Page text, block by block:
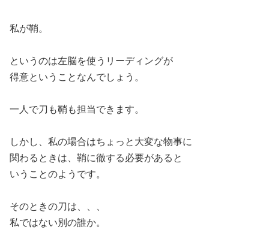
私が鞘。
というのは左脳を使うリーディングが
得意ということなんでしょう。
一人で刀も鞘も担当できます。
しかし、私の場合はちょっと大変な物事に
関わるときは、鞘に徹する必要があると
いうことのようです。
そのときの刀は、、、
私ではない別の誰か。